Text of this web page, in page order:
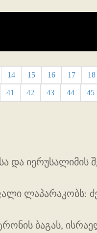
14 15 16 17 18
41 42 43 44 45
იერუსალიმის
ლაპარაკობს:
ბაგას,